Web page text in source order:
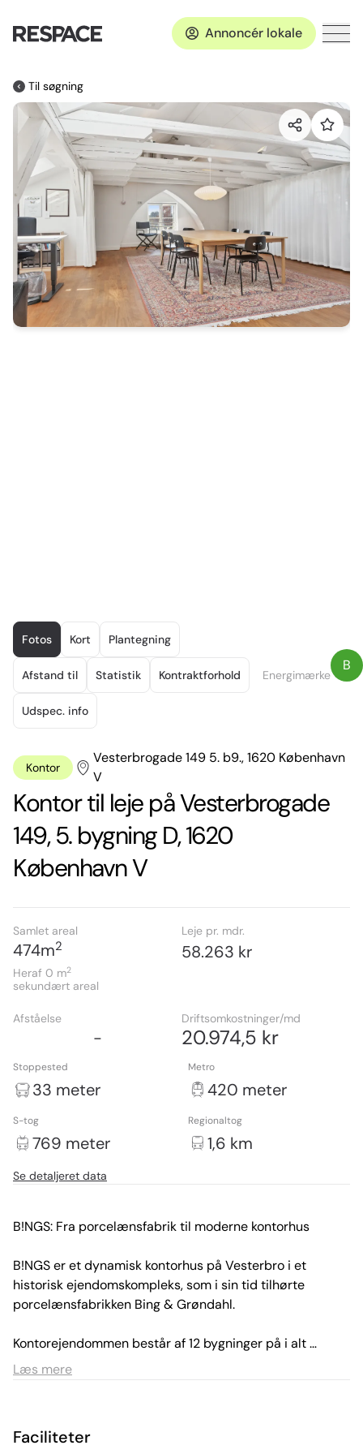
Annoncér lokale
Til søgning
of
26
Fotos Kort Plantegning
Afstand til Statistik Kontraktforhold
Udspec. info
Energimærke
B
Kontor
Vesterbrogade 149 5. b9., 1620 København
V
Kontor til leje på Vesterbrogade
149, 5. bygning D, 1620
København V
Samlet areal
474m2
Heraf 0 m2
sekundært areal
Leje pr. mdr.
58.263 kr
Afståelse
-
Driftsomkostninger/md
20.974,5 kr
Stoppested
33 meter
Metro
420 meter
S-tog
769 meter
Regionaltog
1,6 km
Se detaljeret data
B!NGS: Fra porcelænsfabrik til moderne kontorhus
B!NGS er et dynamisk kontorhus på Vesterbro i et
historisk ejendomskompleks, som i sin tid tilhørte
porcelænsfabrikken Bing & Grøndahl.
Kontorejendommen består af 12 bygninger på i alt
25.000 m² med lejemål i flere forskellige bygninger, som
Multibrugerhuset fungerer som et business center med
Læs mere
Faciliteter